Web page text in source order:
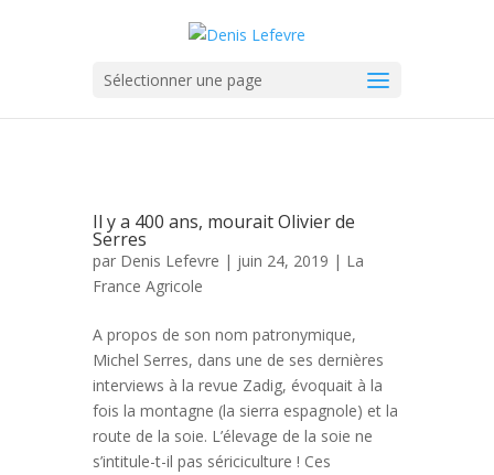
Sélectionner une page
Il y a 400 ans, mourait Olivier de
Serres
par Denis Lefevre | juin 24, 2019 | La
France Agricole
A propos de son nom patronymique,
Michel Serres, dans une de ses dernières
interviews à la revue Zadig, évoquait à la
fois la montagne (la sierra espagnole) et la
route de la soie. L’élevage de la soie ne
s’intitule-t-il pas sériciculture ! Ces